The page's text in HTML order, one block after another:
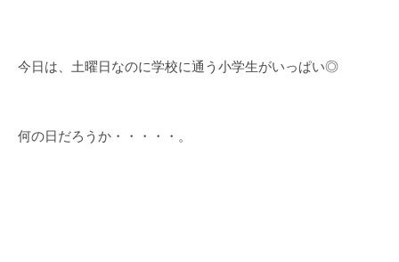
今日は、土曜日なのに学校に通う小学生がいっぱい◎
何の日だろうか・・・・・。